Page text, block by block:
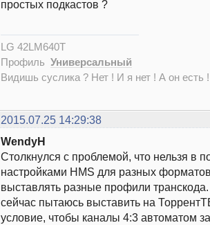
простых подкастов ?
LG 42LM640T
Профиль Универсальный
Видишь суслика ? Нет ! И я нет ! А он есть
2015.07.25 14:29:38
WendyH
Столкнулся с проблемой, что нельзя в
настройками HMS для разных
выставлять разные профили
сейчас пытаюсь выставить на
условие, чтобы каналы 4:3 автоматом